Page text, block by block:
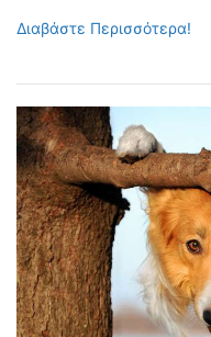
Διαβάστε Περισσότερα!